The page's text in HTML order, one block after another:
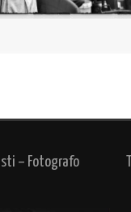
– Fotografo